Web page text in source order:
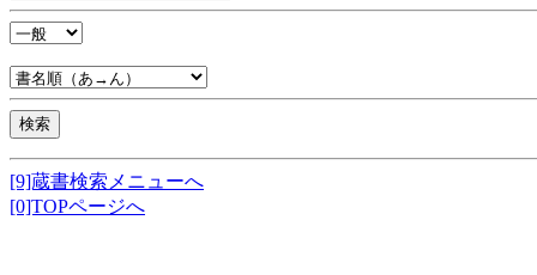
[9]蔵書検索メニューへ
[0]TOPページへ